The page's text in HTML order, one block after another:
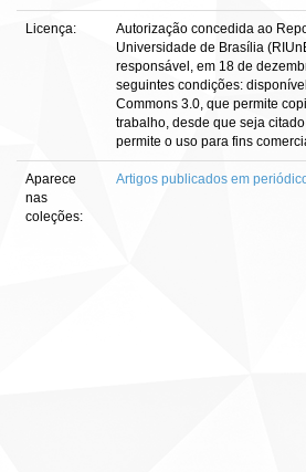
Licença:
Autorização concedida ao
Universidade de Brasília
responsável, em 18 de
seguintes condições:
Commons 3.0, que permite
trabalho, desde que seja
permite o uso para fins
Aparece
nas
coleções:
Artigos publicados em